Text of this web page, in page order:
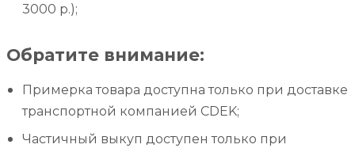
3000 р.);
Обратите внимание:
Примерка товара доступна только при доставке
транспортной компанией CDEK;
Частичный выкуп доступен только при